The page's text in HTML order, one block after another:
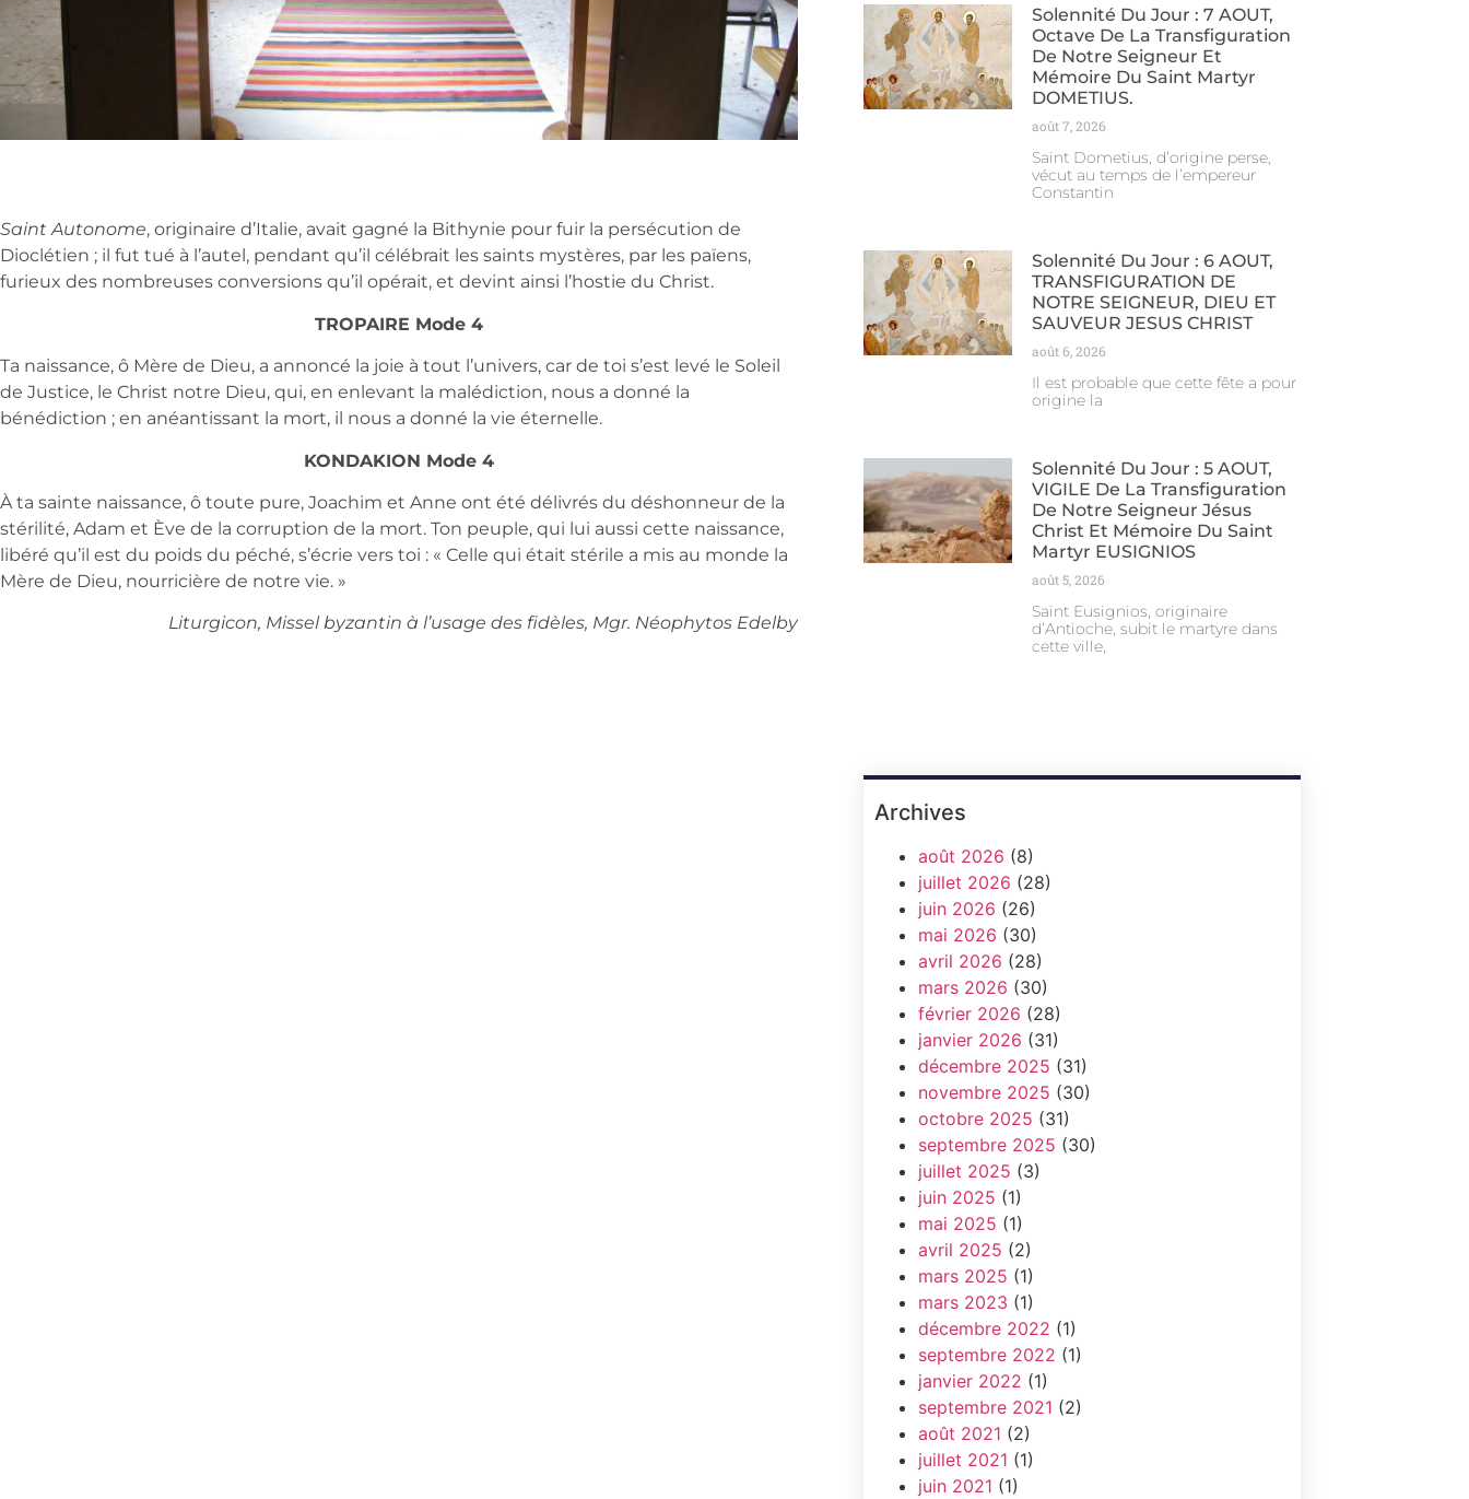
Saint Autonome, originaire d’Italie, avait gagné la Bithynie pour fuir la persécution de
Dioclétien ; il fut tué à l’autel, pendant qu’il célébrait les saints mystères, par les païens,
furieux des nombreuses conversions qu’il opérait, et devint ainsi l’hostie du Christ.
TROPAIRE Mode 4
Ta naissance, ô Mère de Dieu, a annoncé la joie à tout l’univers, car de toi s’est levé le Soleil
de Justice, le Christ notre Dieu, qui, en enlevant la malédiction, nous a donné la
bénédiction ; en anéantissant la mort, il nous a donné la vie éternelle.
KONDAKION Mode 4
À ta sainte naissance, ô toute pure, Joachim et Anne ont été délivrés du déshonneur de la
stérilité, Adam et Ève de la corruption de la mort. Ton peuple, qui lui aussi cette naissance,
libéré qu’il est du poids du péché, s’écrie vers toi : « Celle qui était stérile a mis au monde la
Mère de Dieu, nourricière de notre vie. »
Liturgicon, Missel byzantin à l’usage des fidèles, Mgr. Néophytos Edelby
Solennité Du Jour : 7 AOUT,
Octave De La Transfiguration
De Notre Seigneur Et
Mémoire Du Saint Martyr
DOMETIUS.
août 7, 2026
Saint Dometius, d’origine perse,
vécut au temps de l’empereur
Constantin
Solennité Du Jour : 6 AOUT,
TRANSFIGURATION DE
NOTRE SEIGNEUR, DIEU ET
SAUVEUR JESUS CHRIST
août 6, 2026
Il est probable que cette fête a pour
origine la
Solennité Du Jour : 5 AOUT,
VIGILE De La Transfiguration
De Notre Seigneur Jésus
Christ Et Mémoire Du Saint
Martyr EUSIGNIOS
août 5, 2026
Saint Eusignios, originaire
d’Antioche, subit le martyre dans
cette ville,
Archives
août 2026 (8)
juillet 2026 (28)
juin 2026 (26)
mai 2026 (30)
avril 2026 (28)
mars 2026 (30)
février 2026 (28)
janvier 2026 (31)
décembre 2025 (31)
novembre 2025 (30)
octobre 2025 (31)
septembre 2025 (30)
juillet 2025 (3)
juin 2025 (1)
mai 2025 (1)
avril 2025 (2)
mars 2025 (1)
mars 2023 (1)
décembre 2022 (1)
septembre 2022 (1)
janvier 2022 (1)
septembre 2021 (2)
août 2021 (2)
juillet 2021 (1)
juin 2021 (1)